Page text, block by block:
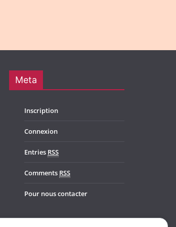
Meta
Inscription
Connexion
Entries RSS
Comments RSS
Pour nous contacter